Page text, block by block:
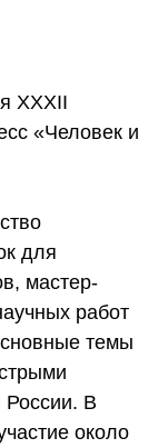
ХХХII
«Человек и
для
мастер-
работ
темы
России. В
около